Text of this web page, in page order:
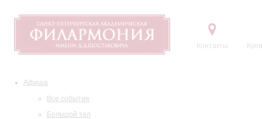
Контакты
Афиша
Все события
Большой зал